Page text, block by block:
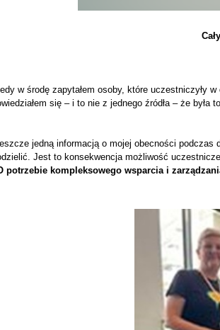
w środę zapytałem osoby, które uczestniczyły
się – i to nie z jednego źródła – że była
jedną informacją o mojej obecności podczas
Jest to konsekwencja możliwość
potrzebie kompleksowego wsparcia i